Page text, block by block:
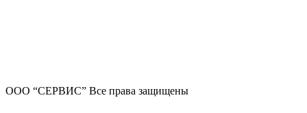
ООО “СЕРВИС” Все права защищены